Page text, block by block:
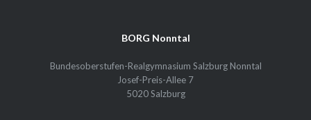
BORG Nonntal
Bundesoberstufen-Realgymnasium Salzburg Nonntal
Josef-Preis-Allee 7
5020 Salzburg